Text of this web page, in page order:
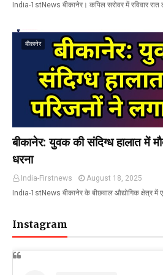
India-1stNews बीकानेर। कपिल सरोवर में रविवार रात
बीकानेर
बीकानेर: युवक की संदिग्ध हालात में
धरना
India-Firstnews
August 18, 2025
India-1stNews बीकानेर के बीछवाल औद्योगिक क्षेत्र में
Instagram